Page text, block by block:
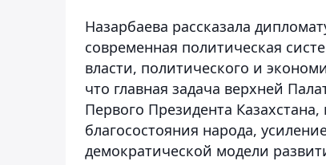
Назарбаева рассказала
современная политическая
власти, политического и
что главная задача верхней
Первого Президента
благосостояния народа,
демократической модели